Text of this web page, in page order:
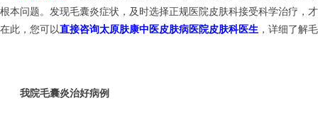
根本问题。发现毛囊炎症状，及时选择正规医院皮肤科接受科学治疗，
在此，您可以直接咨询太原肤康中医皮肤病医院皮肤科医生 ，详细了解
我院毛囊炎治好病例